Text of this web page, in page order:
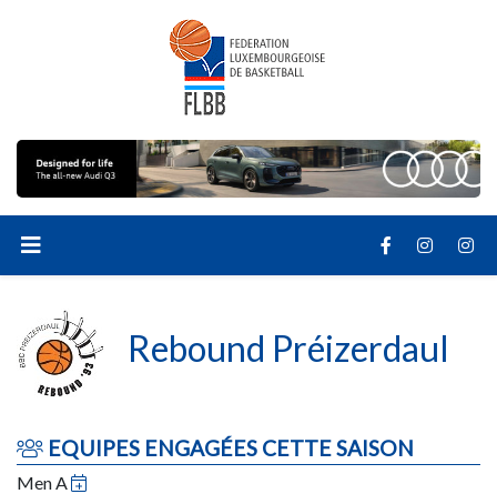
Rebound Préizerdaul
EQUIPES ENGAGÉES CETTE SAISON
Men A